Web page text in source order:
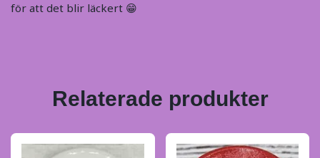
för att det blir läckert 😁
Relaterade produkter